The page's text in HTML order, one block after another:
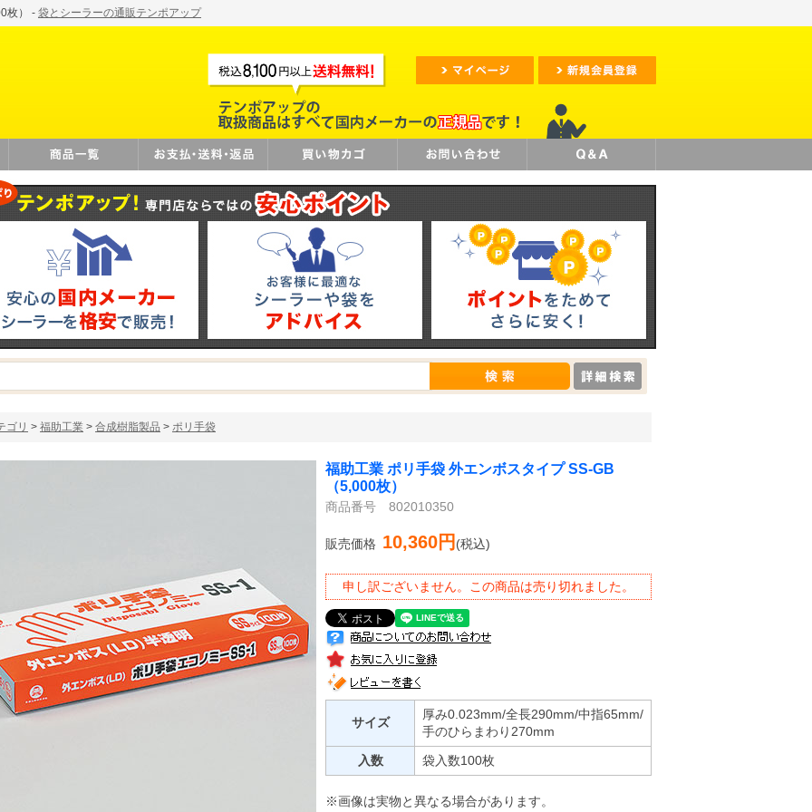
枚） - 袋とシーラーの通販テンポアップ
ゴリ > 福助工業 > 合成樹脂製品 > ポリ手袋
福助工業 ポリ手袋 外エンボスタイプ SS-GB
（5,000枚）
商品番号 802010350
販売価格 10,360円 (税込)
申し訳ございません。この商品は売り切れました。
サイズ
厚み0.023mm/全長290mm/中指65mm/
手のひらまわり270mm
入数 袋入数100枚
※画像は実物と異なる場合があります。